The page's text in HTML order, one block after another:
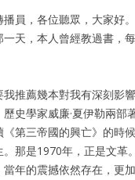
存
歐
東
員，各位聽眾，大家好
天，本人曾經教過書，
我推薦幾本對我有深刻影
史學家威廉·夏伊勒兩
《第三帝國的興亡》的時
那是1970年，正是文革
年的震撼依然存在，更